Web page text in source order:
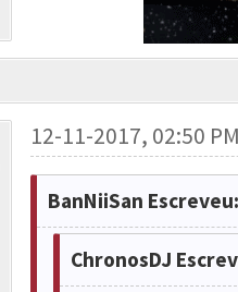
12-11-2017, 02:50
BanNiiSan Escreveu:
ChronosDJ